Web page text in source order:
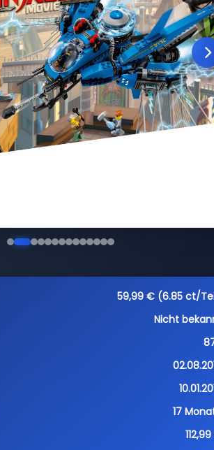
59,99 € (6.85 ct/
Nicht
17